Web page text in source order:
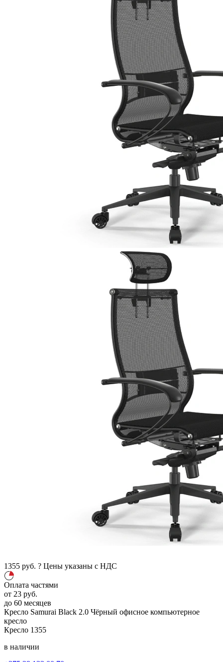
1355 руб. ? Цены указаны с НДС
Оплата частями
от 23 руб.
до 60 месяцев
Кресло Samurai Black 2.0 Чёрный офисное компьютерное
кресло
Кресло 1355
в наличии